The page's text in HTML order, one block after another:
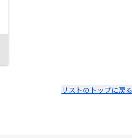
リストのトップに戻る